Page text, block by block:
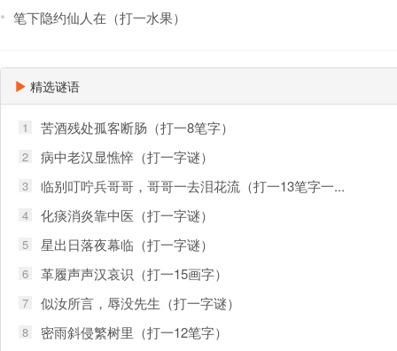
笔下隐约仙人在（打一水果）
精选谜语
1 苦酒残处孤客断肠（打一8笔字）
2 病中老汉显憔悴（打一字谜）
3 临别叮咛兵哥哥，哥哥一去泪花流（打一13笔字一...
4 化痰消炎靠中医（打一字谜）
5 星出日落夜幕临（打一字谜）
6 革履声声汉哀识（打一15画字）
7 似汝所言，辱没先生（打一字谜）
8 密雨斜侵繁树里（打一12笔字）